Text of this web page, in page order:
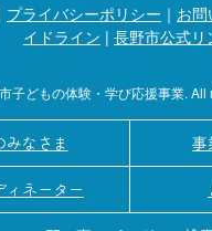
プライバシーポリシー ｜ お
イドライン | 長野市公式リ
子どもの体験・学び応援事業. All
みなさま 事
ィネーター